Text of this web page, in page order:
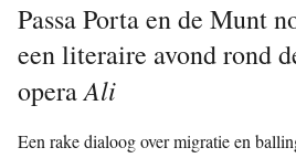
Passa Porta en de Munt
een literaire avond rond
operaAli
Een rake dialoog over migratie en